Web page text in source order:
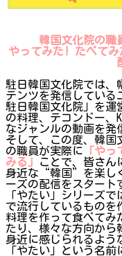
韓国文化院の職
やってみた! たべて
駐日韓国文化院では、
テンツを発信している
駐日韓国文化院」を運
の料理、テコンドー、
なジャンルの動画を発
そして、この度、韓国
の職員が実際に 「や
みる」
ことで、皆さん
身近な“韓国”を楽し
ーズの配信をスタート
「やたい」シリーズ
で流行しているものを
料理を作って食べてみ
たり、様々な方向から
身近に感じられるよう
「やたい」という名